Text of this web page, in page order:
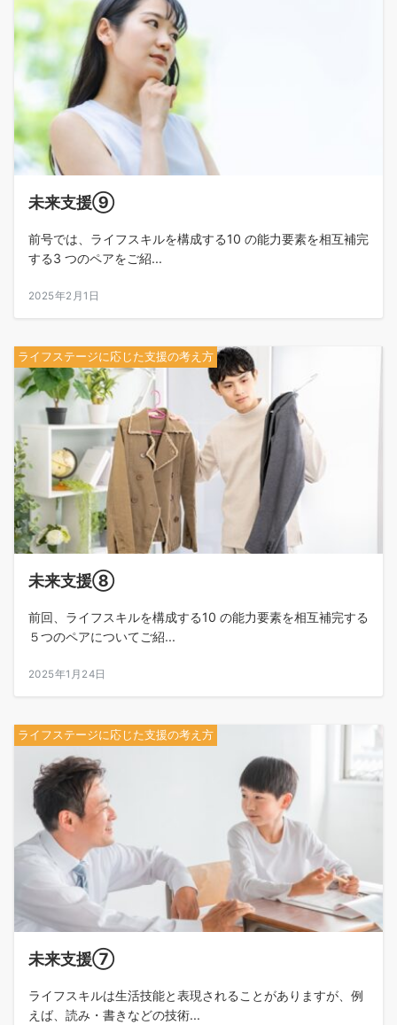
未来支援⑨
前号では、ライフスキルを構成する10 の能力要素を相互補完
する3 つのペアをご紹...
2025年2月1日
ライフステージに応じた支援の考え方
未来支援⑧
前回、ライフスキルを構成する10 の能力要素を相互補完する
５つのペアについてご紹...
2025年1月24日
ライフステージに応じた支援の考え方
未来支援⑦
ライフスキルは生活技能と表現されることがありますが、例
えば、読み・書きなどの技術...